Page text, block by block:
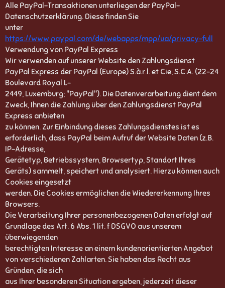
Alle PayPal-Transaktionen unterliegen der PayPal-
Datenschutzerklärung. Diese finden Sie
unter
https://www.paypal.com/de/webapps/mpp/ua/privacy-full
Verwendung von PayPal Express
Wir verwenden auf unserer Website den Zahlungsdienst
PayPal Express der PayPal (Europe) S.à.r.l. et Cie, S.C.A. (22-24
Boulevard Royal L-
2449, Luxemburg; "PayPal"). Die Datenverarbeitung dient dem
Zweck, Ihnen die Zahlung über den Zahlungsdienst PayPal
Express anbieten
zu können. Zur Einbindung dieses Zahlungsdienstes ist es
erforderlich, dass PayPal beim Aufruf der Website Daten (z.B.
IP-Adresse,
Gerätetyp, Betriebssystem, Browsertyp, Standort Ihres
Geräts) sammelt, speichert und analysiert. Hierzu können auch
Cookies eingesetzt
werden. Die Cookies ermöglichen die Wiedererkennung Ihres
Browsers.
Die Verarbeitung Ihrer personenbezogenen Daten erfolgt auf
Grundlage des Art. 6 Abs. 1 lit. f DSGVO aus unserem
überwiegenden
berechtigten Interesse an einem kundenorientierten Angebot
von verschiedenen Zahlarten. Sie haben das Recht aus
Gründen, die sich
aus Ihrer besonderen Situation ergeben, jederzeit dieser